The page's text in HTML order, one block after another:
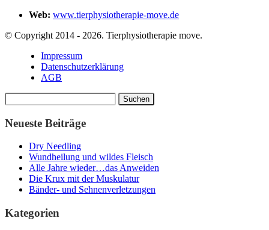
Web: www.tierphysiotherapie-move.de
© Copyright 2014 - 2026. Tierphysiotherapie move.
Impressum
Datenschutzerklärung
AGB
Suchen
nach:
Neueste Beiträge
Dry Needling
Wundheilung und wildes Fleisch
Alle Jahre wieder…das Anweiden
Die Krux mit der Muskulatur
Bänder- und Sehnenverletzungen
Kategorien